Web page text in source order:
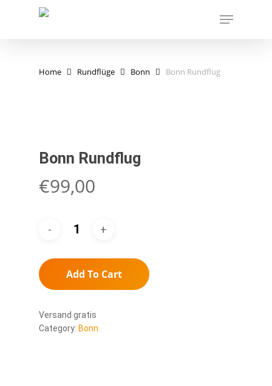
Menu
Home Rundflüge Bonn Bonn Rundflug
Bonn Rundflug
€99,00
Add To Cart
Versand gratis
Category: Bonn